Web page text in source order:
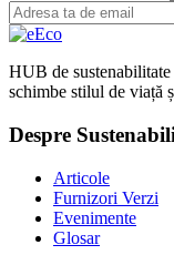
HUB de
schimbe stilul de viață
Despre
Articole
Furnizori Verzi
Evenimente
Glosar